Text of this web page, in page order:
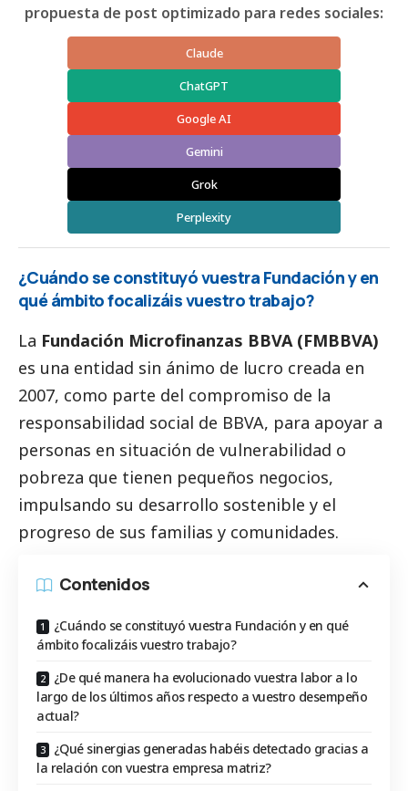
propuesta de post optimizado para redes sociales:
Claude
ChatGPT
Google AI
Gemini
Grok
Perplexity
¿Cuándo se constituyó vuestra Fundación y en
qué ámbito focalizáis vuestro trabajo?
La Fundación Microfinanzas BBVA (FMBBVA)
es una entidad sin ánimo de lucro creada en
2007, como parte del compromiso de la
responsabilidad social de BBVA, para apoyar a
personas en situación de vulnerabilidad o
pobreza que tienen pequeños negocios,
impulsando su desarrollo sostenible y el
progreso de sus familias y comunidades.
Contenidos
¿Cuándo se constituyó vuestra Fundación y en qué
ámbito focalizáis vuestro trabajo?
¿De qué manera ha evolucionado vuestra labor a lo
largo de los últimos años respecto a vuestro desempeño
actual?
¿Qué sinergias generadas habéis detectado gracias a
la relación con vuestra empresa matriz?